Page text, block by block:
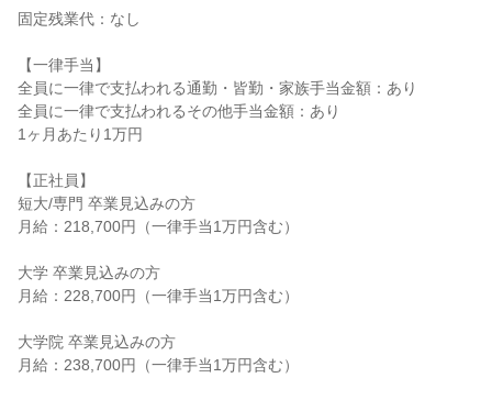
固定残業代：なし
【一律手当】
全員に一律で支払われる通勤・皆勤・家族手当金額：あり
全員に一律で支払われるその他手当金額：あり
1ヶ月あたり1万円
【正社員】
短大/専門 卒業見込みの方
月給：218,700円（一律手当1万円含む）
大学 卒業見込みの方
月給：228,700円（一律手当1万円含む）
大学院 卒業見込みの方
月給：238,700円（一律手当1万円含む）